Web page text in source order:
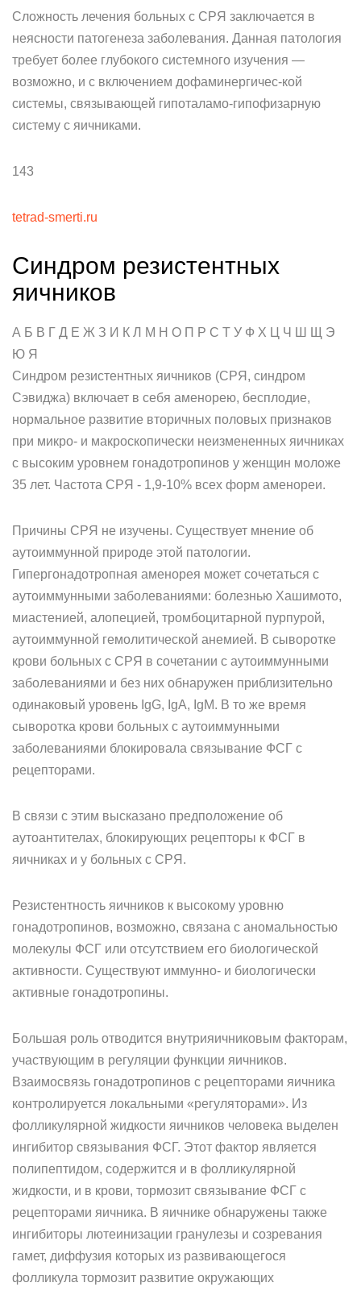
Сложность лечения больных с СРЯ заключается в
неясности па­тогенеза заболевания. Данная патология
требует более глубокого си­стемного изучения —
возможно, и с включением дофаминергичес-кой
системы, связывающей гипоталамо-гипофизарную
систему с яичниками.
143
tetrad-smerti.ru
Синдром резистентных
яичников
А Б В Г Д Е Ж З И К Л М Н О П Р С Т У Ф Х Ц Ч Ш Щ Э
Ю Я
Синдром резистентных яичников (СРЯ, синдром
Сэвиджа) включает в себя аменорею, бесплодие,
нормальное развитие вторичных половых признаков
при микро- и макроскопически неизмененных яичниках
с высоким уровнем гонадотропинов у женщин моложе
35 лет. Частота СРЯ - 1,9-10% всех форм аменореи.
Причины СРЯ не изучены. Существует мнение об
аутоиммунной природе этой патологии.
Гипергонадотропная аменорея может сочетаться с
аутоиммунными заболеваниями: болезнью Хашимото,
миастенией, алопецией, тромбоцитарной пурпурой,
аутоиммунной гемолитической анемией. В сыворотке
крови больных с СРЯ в сочетании с аутоиммунными
заболеваниями и без них обнаружен приблизительно
одинаковый уровень IgG, IgA, IgM. В то же время
сыворотка крови больных с аутоиммунными
заболеваниями блокировала связывание ФСГ с
рецепторами.
В связи с этим высказано предположение об
аутоантителах, блокирующих рецепторы к ФСГ в
яичниках и у больных с СРЯ.
Резистентность яичников к высокому уровню
гонадотропинов, возможно, связана с аномальностью
молекулы ФСГ или отсутствием его биологической
активности. Существуют иммунно- и биологически
активные гонадотропины.
Большая роль отводится внутрияичниковым факторам,
участвующим в регуляции функции яичников.
Взаимосвязь гонадотропинов с рецепторами яичника
контролируется локальными «регуляторами». Из
фолликулярной жидкости яичников человека выделен
ингибитор связывания ФСГ. Этот фактор является
полипептидом, содержится и в фолликулярной
жидкости, и в крови, тормозит связывание ФСГ с
рецепторами яичника. В яичнике обнаружены также
ингибиторы лютеинизации гранулезы и созревания
гамет, диффузия которых из развивающегося
фолликула тормозит развитие окружающих